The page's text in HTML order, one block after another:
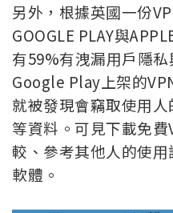
另外，根據英國一份
GOOGLE PLAY與
有59%有洩漏用戶隱
Google Play上架的
就被發現會竊取使用
等資料。可見下載免
較、參考其他人的使
軟體。